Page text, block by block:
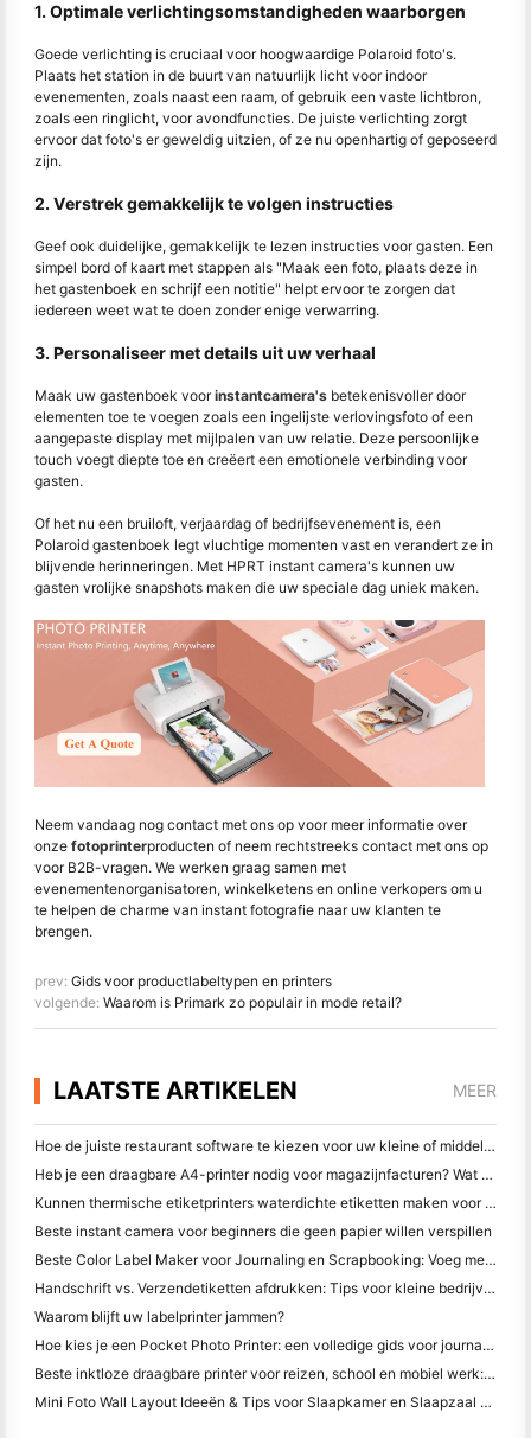
1. Optimale verlichtingsomstandigheden waarborgen
Goede verlichting is cruciaal voor hoogwaardige Polaroid foto's.
Plaats het station in de buurt van natuurlijk licht voor indoor
evenementen, zoals naast een raam, of gebruik een vaste lichtbron,
zoals een ringlicht, voor avondfuncties. De juiste verlichting zorgt
ervoor dat foto's er geweldig uitzien, of ze nu openhartig of geposeerd
zijn.
2. Verstrek gemakkelijk te volgen instructies
Geef ook duidelijke, gemakkelijk te lezen instructies voor gasten. Een
simpel bord of kaart met stappen als "Maak een foto, plaats deze in
het gastenboek en schrijf een notitie" helpt ervoor te zorgen dat
iedereen weet wat te doen zonder enige verwarring.
3. Personaliseer met details uit uw verhaal
Maak uw gastenboek voorinstantcamera's betekenisvoller door
elementen toe te voegen zoals een ingelijste verlovingsfoto of een
aangepaste display met mijlpalen van uw relatie. Deze persoonlijke
touch voegt diepte toe en creëert een emotionele verbinding voor
gasten.
Of het nu een bruiloft, verjaardag of bedrijfsevenement is, een
Polaroid gastenboek legt vluchtige momenten vast en verandert ze in
blijvende herinneringen. Met HPRT instant camera's kunnen uw
gasten vrolijke snapshots maken die uw speciale dag uniek maken.
Neem vandaag nog contact met ons op voor meer informatie over
onze fotoprinterproducten of neem rechtstreeks contact met ons op
voor B2B-vragen. We werken graag samen met
evenementenorganisatoren, winkelketens en online verkopers om u
te helpen de charme van instant fotografie naar uw klanten te
brengen.
prev: Gids voor productlabeltypen en printers
volgende: Waarom is Primark zo populair in mode retail?
LAATSTE ARTIKELEN MEER
Hoe de juiste restaurant software te kiezen voor uw kleine of middelgrote restaurant
Heb je een draagbare A4-printer nodig voor magazijnfacturen? Wat werkelijk werkt
Kunnen thermische etiketprinters waterdichte etiketten maken voor kleine bedrijfsproducten?
Beste instant camera voor beginners die geen papier willen verspillen
Beste Color Label Maker voor Journaling en Scrapbooking: Voeg meer kleur toe aan elke pagina
Handschrift vs. Verzendetiketten afdrukken: Tips voor kleine bedrijven in 2026
Waarom blijft uw labelprinter jammen?
Hoe kies je een Pocket Photo Printer: een volledige gids voor journaling, reizen en iPhone-gebruikers
Beste inktloze draagbare printer voor reizen, school en mobiel werk: Hanin MT620 Pro Review
Mini Foto Wall Layout Ideeën & Tips voor Slaapkamer en Slaapzaal Decoratie